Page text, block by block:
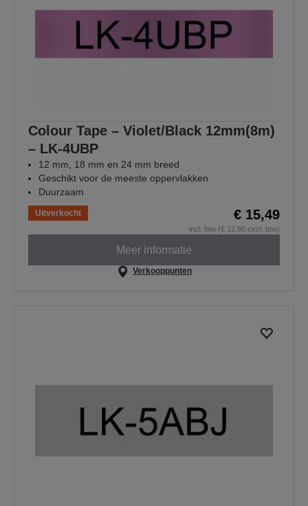
Colour Tape – Violet/Black 12mm(8m)
– LK-4UBP
12 mm, 18 mm en 24 mm breed
Geschikt voor de meeste oppervlakken
Duurzaam
Uitverkocht € 15,49
incl. btw (€ 12,80 excl. btw)
Meer informatie
Verkooppunten